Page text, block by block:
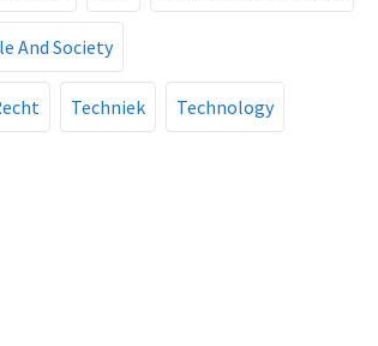
And Society
Techniek Technology